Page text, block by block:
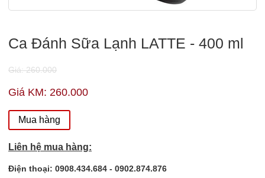
Ca Đánh Sữa Lạnh LATTE - 400 ml
Giá: 260.000
Giá KM: 260.000
Mua hàng
Liên hệ mua hàng:
Điện thoại: 0908.434.684 - 0902.874.876